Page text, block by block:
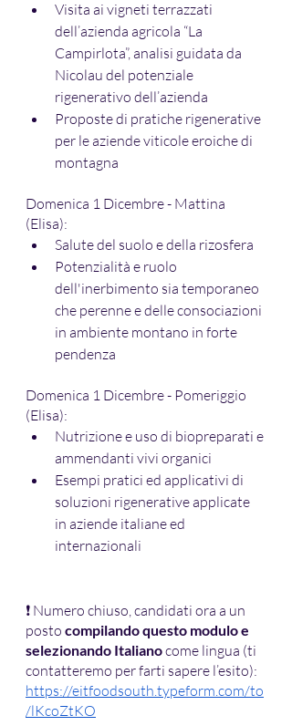
Visita ai vigneti terrazzati
dell’azienda agricola “La
Campirlota”, analisi guidata da
Nicolau del potenziale
rigenerativo dell’azienda
Proposte di pratiche rigenerative
per le aziende viticole eroiche di
montagna
Domenica 1 Dicembre - Mattina
(Elisa):
Salute del suolo e della rizosfera
Potenzialità e ruolo
dell'inerbimento sia temporaneo
che perenne e delle consociazioni
in ambiente montano in forte
pendenza
Domenica 1 Dicembre - Pomeriggio
(Elisa):
Nutrizione e uso di biopreparati e
ammendanti vivi organici
Esempi pratici ed applicativi di
soluzioni rigenerative applicate
in aziende italiane ed
internazionali
❗ Numero chiuso, candidati ora a un
posto compilando questo modulo e
selezionando Italiano come lingua (ti
contatteremo per farti sapere l’esito):
https://eitfoodsouth.typeform.com/to
/lKcoZtKO